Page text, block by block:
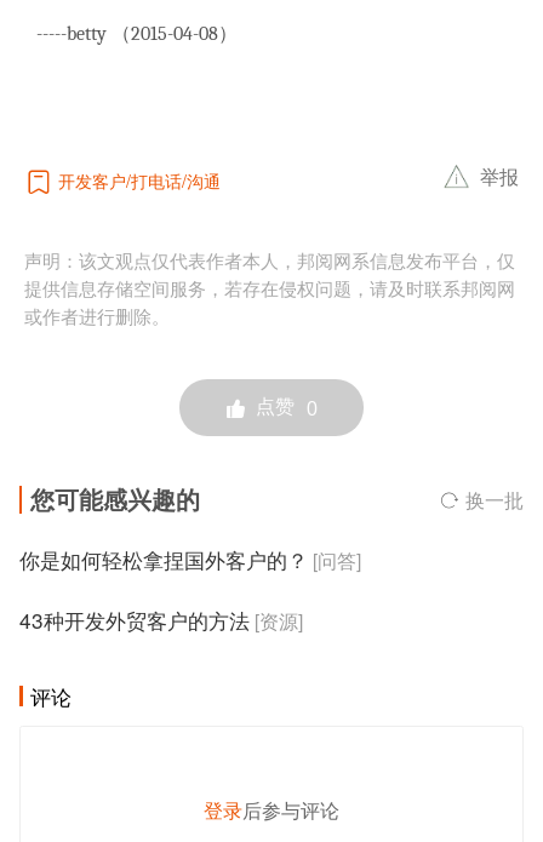
-----betty （2015-04-08）
开发客户 打电话 沟通 举报
声明：该文观点仅代表作者本人，邦阅网系信息发布平台，仅
提供信息存储空间服务，若存在侵权问题，请及时联系邦阅网
或作者进行删除。
点赞 0
您可能感兴趣的 换一批
你是如何轻松拿捏国外客户的？ [问答]
43种开发外贸客户的方法 [资源]
评论
登录后参与评论